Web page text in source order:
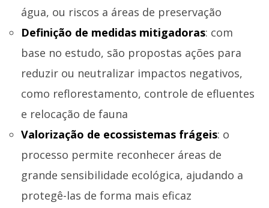
água, ou riscos a áreas de preservação
Definição de medidas mitigadoras: com
base no estudo, são propostas ações para
reduzir ou neutralizar impactos negativos,
como reflorestamento, controle de efluentes
e relocação de fauna
Valorização de ecossistemas frágeis: o
processo permite reconhecer áreas de
grande sensibilidade ecológica, ajudando a
protegê-las de forma mais eficaz